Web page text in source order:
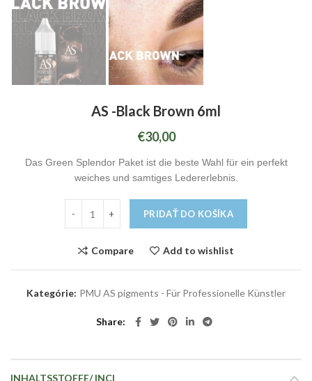
AS -Black Brown 6ml
€30,00
Das Green Splendor Paket ist die beste Wahl für ein perfekt
weiches und samtiges Ledererlebnis.
PRIDAŤ DO KOŠÍKA
Compare Add to wishlist
Kategórie: PMU AS pigments - Für Professionelle Künstler
Share
INHALTSSTOFFE/ INCI